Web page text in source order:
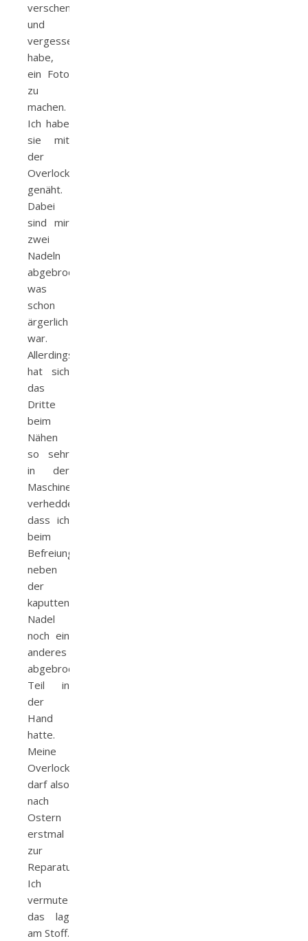
verschenkt
und
vergessen
habe,
ein Foto
zu
machen.
Ich habe
sie mit
der
Overlock
genäht.
Dabei
sind mir
zwei
Nadeln
abgebrochen,
was
schon
ärgerlich
war.
Allerdings
hat sich
das
Dritte
beim
Nähen
so sehr
in der
Maschine
verheddert,
dass ich
beim
Befreiungsversuch
neben
der
kaputten
Nadel
noch ein
anderes
abgebrochenes
Teil in
der
Hand
hatte.
Meine
Overlock
darf also
nach
Ostern
erstmal
zur
Reparatur.
Ich
vermute
das lag
am Stoff.